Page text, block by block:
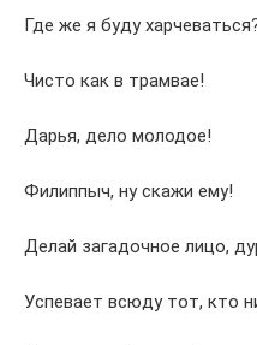
Где же я буду
Чисто как в трамвае!
Дарья, дело молодое!
Филиппыч, ну скажи ему!
Делай загадочное лицо,
Успевает всюду тот, кто